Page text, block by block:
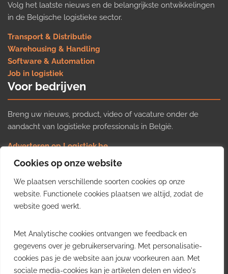
Cookies op onze website
We plaatsen verschillende soorten cookies op onze
website. Functionele cookies plaatsen we altijd, zodat de
website goed werkt.
Met Analytische cookies ontvangen we feedback en
gegevens over je gebruikerservaring. Met personalisatie-
cookies pas je de website aan jouw voorkeuren aan. Met
sociale media-cookies kan je artikelen delen en video's
Volg het laatste nieuws en de belangrijkste ontwikkelingen
in de Belgische logistieke sector.
Transport & Distributie
Warehousing & Handling
Software & Automation
Job in logistiek
Voor bedrijven
Breng uw nieuws, product, video of vacature onder de
aandacht van logistieke professionals in België.
Adverteren op Logistiek.be
Nieuws insturen
Uw video op Logistiek.TV
Job plaatsen
Gratis wekelijkse update
inzichten uit de Belgische logistieke sector in uw inbox.
Ontvang je gratis
wekelijkse update